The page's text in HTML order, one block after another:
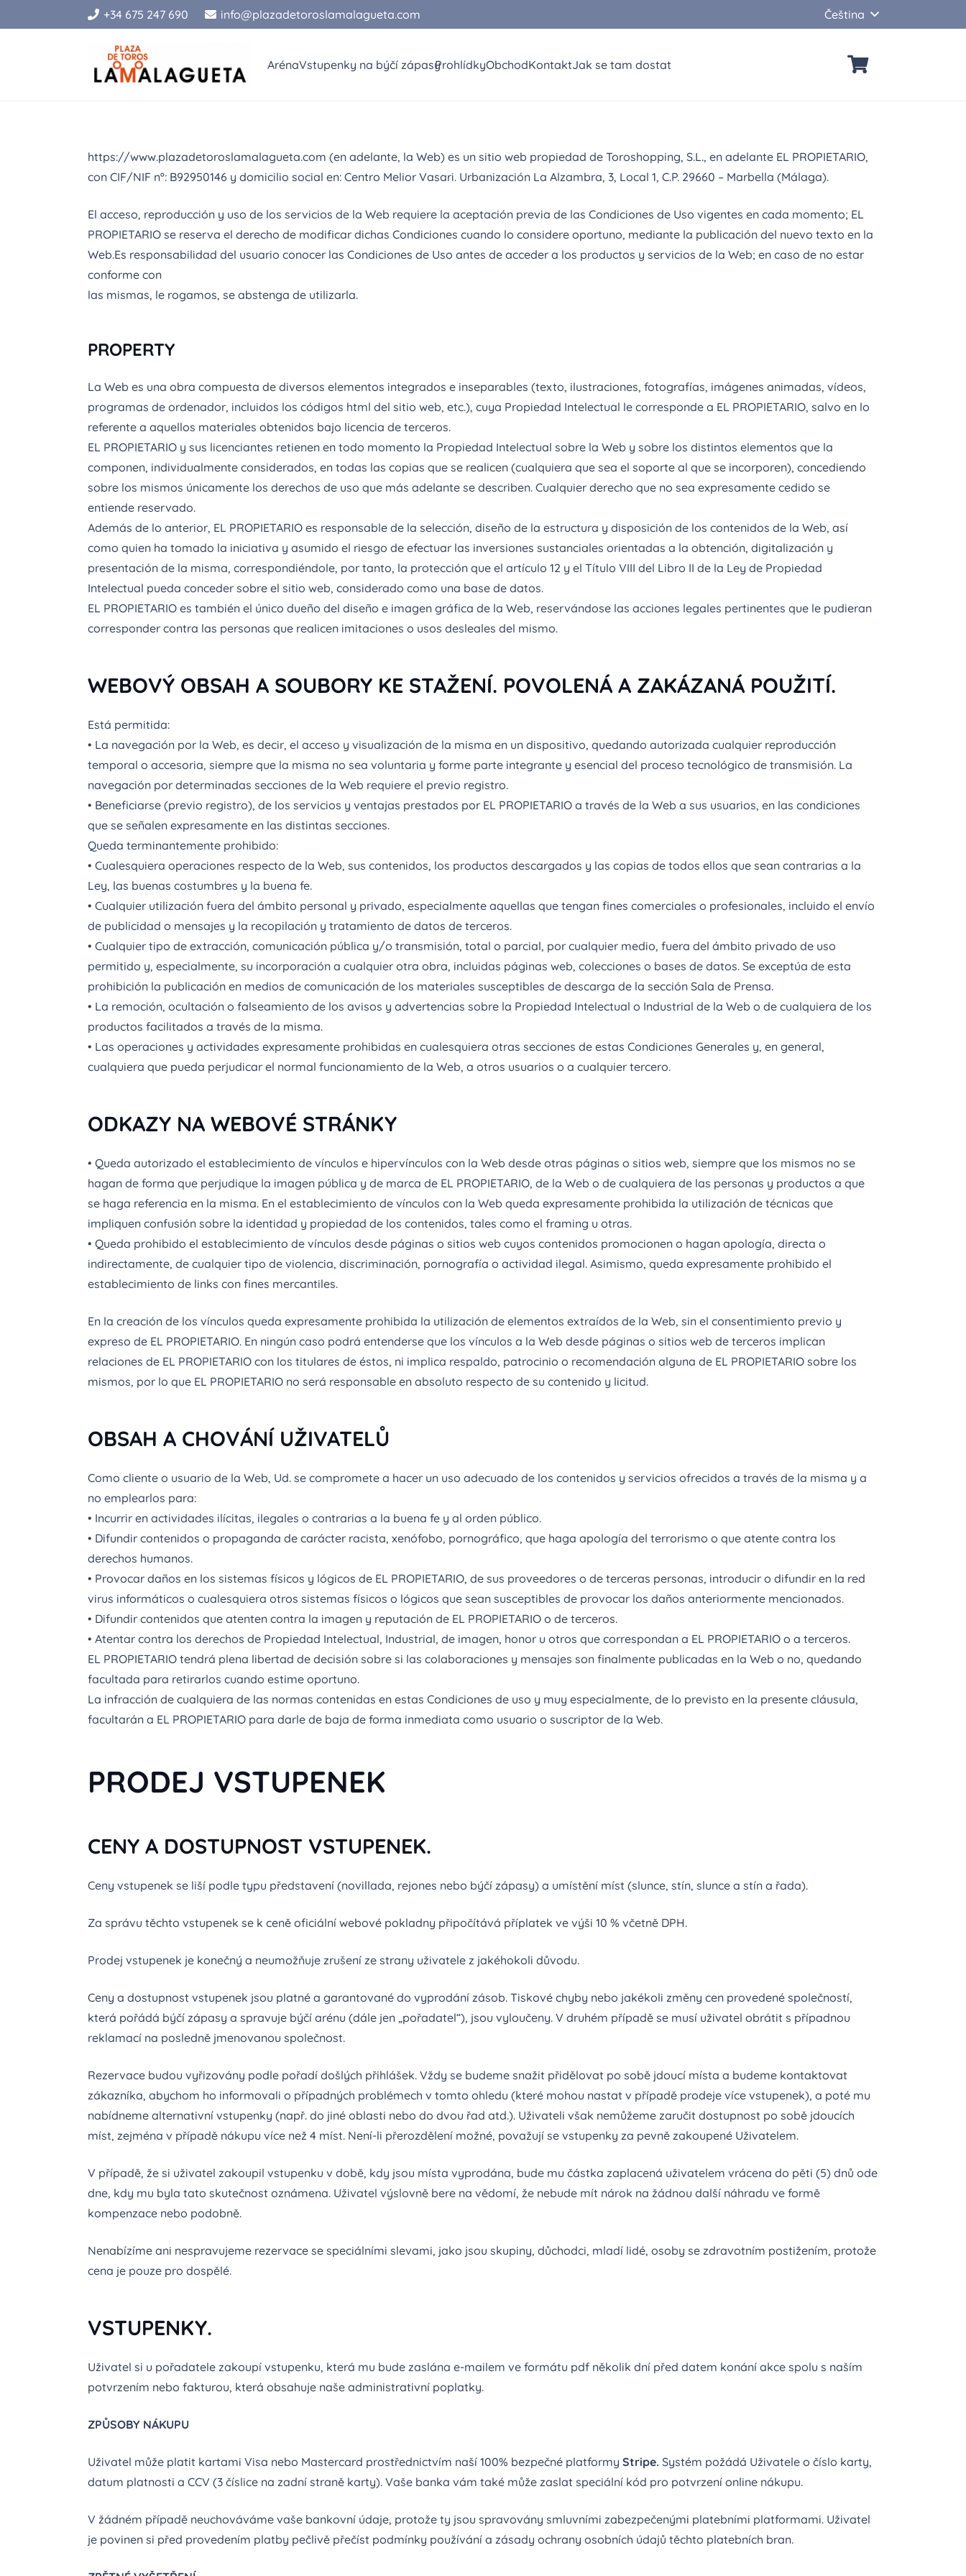
+34 675 247 690 info@plazadetoroslamalagueta.com Čeština
ArénaVstupenky na býčí zápasyProhlídkyObchodKontaktJak se tam dostat
https://www.plazadetoroslamalagueta.com (en adelante, la Web) es un sitio web propiedad de Toroshopping, S.L., en adelante EL PROPIETARIO,
con CIF/NIF nº: B92950146 y domicilio social en: Centro Melior Vasari. Urbanización La Alzambra, 3, Local 1, C.P. 29660 – Marbella (Málaga).
El acceso, reproducción y uso de los servicios de la Web requiere la aceptación previa de las Condiciones de Uso vigentes en cada momento; EL
PROPIETARIO se reserva el derecho de modificar dichas Condiciones cuando lo considere oportuno, mediante la publicación del nuevo texto en la
Web.Es responsabilidad del usuario conocer las Condiciones de Uso antes de acceder a los productos y servicios de la Web; en caso de no estar
conforme con
las mismas, le rogamos, se abstenga de utilizarla.
PROPERTY
La Web es una obra compuesta de diversos elementos integrados e inseparables (texto, ilustraciones, fotografías, imágenes animadas, vídeos,
programas de ordenador, incluidos los códigos html del sitio web, etc.), cuya Propiedad Intelectual le corresponde a EL PROPIETARIO, salvo en lo
referente a aquellos materiales obtenidos bajo licencia de terceros.
EL PROPIETARIO y sus licenciantes retienen en todo momento la Propiedad Intelectual sobre la Web y sobre los distintos elementos que la
componen, individualmente considerados, en todas las copias que se realicen (cualquiera que sea el soporte al que se incorporen), concediendo
sobre los mismos únicamente los derechos de uso que más adelante se describen. Cualquier derecho que no sea expresamente cedido se
entiende reservado.
Además de lo anterior, EL PROPIETARIO es responsable de la selección, diseño de la estructura y disposición de los contenidos de la Web, así
como quien ha tomado la iniciativa y asumido el riesgo de efectuar las inversiones sustanciales orientadas a la obtención, digitalización y
presentación de la misma, correspondiéndole, por tanto, la protección que el artículo 12 y el Título VIII del Libro II de la Ley de Propiedad
Intelectual pueda conceder sobre el sitio web, considerado como una base de datos.
EL PROPIETARIO es también el único dueño del diseño e imagen gráfica de la Web, reservándose las acciones legales pertinentes que le pudieran
corresponder contra las personas que realicen imitaciones o usos desleales del mismo.
WEBOVÝ OBSAH A SOUBORY KE STAŽENÍ. POVOLENÁ A ZAKÁZANÁ POUŽITÍ.
Está permitida:
• La navegación por la Web, es decir, el acceso y visualización de la misma en un dispositivo, quedando autorizada cualquier reproducción
temporal o accesoria, siempre que la misma no sea voluntaria y forme parte integrante y esencial del proceso tecnológico de transmisión. La
navegación por determinadas secciones de la Web requiere el previo registro.
• Beneficiarse (previo registro), de los servicios y ventajas prestados por EL PROPIETARIO a través de la Web a sus usuarios, en las condiciones
que se señalen expresamente en las distintas secciones.
Queda terminantemente prohibido:
• Cualesquiera operaciones respecto de la Web, sus contenidos, los productos descargados y las copias de todos ellos que sean contrarias a la
Ley, las buenas costumbres y la buena fe.
• Cualquier utilización fuera del ámbito personal y privado, especialmente aquellas que tengan fines comerciales o profesionales, incluido el envío
de publicidad o mensajes y la recopilación y tratamiento de datos de terceros.
• Cualquier tipo de extracción, comunicación pública y/o transmisión, total o parcial, por cualquier medio, fuera del ámbito privado de uso
permitido y, especialmente, su incorporación a cualquier otra obra, incluidas páginas web, colecciones o bases de datos. Se exceptúa de esta
prohibición la publicación en medios de comunicación de los materiales susceptibles de descarga de la sección Sala de Prensa.
• La remoción, ocultación o falseamiento de los avisos y advertencias sobre la Propiedad Intelectual o Industrial de la Web o de cualquiera de los
productos facilitados a través de la misma.
• Las operaciones y actividades expresamente prohibidas en cualesquiera otras secciones de estas Condiciones Generales y, en general,
cualquiera que pueda perjudicar el normal funcionamiento de la Web, a otros usuarios o a cualquier tercero.
ODKAZY NA WEBOVÉ STRÁNKY
• Queda autorizado el establecimiento de vínculos e hipervínculos con la Web desde otras páginas o sitios web, siempre que los mismos no se
hagan de forma que perjudique la imagen pública y de marca de EL PROPIETARIO, de la Web o de cualquiera de las personas y productos a que
se haga referencia en la misma. En el establecimiento de vínculos con la Web queda expresamente prohibida la utilización de técnicas que
impliquen confusión sobre la identidad y propiedad de los contenidos, tales como el framing u otras.
• Queda prohibido el establecimiento de vínculos desde páginas o sitios web cuyos contenidos promocionen o hagan apología, directa o
indirectamente, de cualquier tipo de violencia, discriminación, pornografía o actividad ilegal. Asimismo, queda expresamente prohibido el
establecimiento de links con fines mercantiles.
En la creación de los vínculos queda expresamente prohibida la utilización de elementos extraídos de la Web, sin el consentimiento previo y
expreso de EL PROPIETARIO. En ningún caso podrá entenderse que los vínculos a la Web desde páginas o sitios web de terceros implican
relaciones de EL PROPIETARIO con los titulares de éstos, ni implica respaldo, patrocinio o recomendación alguna de EL PROPIETARIO sobre los
mismos, por lo que EL PROPIETARIO no será responsable en absoluto respecto de su contenido y licitud.
OBSAH A CHOVÁNÍ UŽIVATELŮ
Como cliente o usuario de la Web, Ud. se compromete a hacer un uso adecuado de los contenidos y servicios ofrecidos a través de la misma y a
no emplearlos para:
• Incurrir en actividades ilícitas, ilegales o contrarias a la buena fe y al orden público.
• Difundir contenidos o propaganda de carácter racista, xenófobo, pornográfico, que haga apología del terrorismo o que atente contra los
derechos humanos.
• Provocar daños en los sistemas físicos y lógicos de EL PROPIETARIO, de sus proveedores o de terceras personas, introducir o difundir en la red
virus informáticos o cualesquiera otros sistemas físicos o lógicos que sean susceptibles de provocar los daños anteriormente mencionados.
• Difundir contenidos que atenten contra la imagen y reputación de EL PROPIETARIO o de terceros.
• Atentar contra los derechos de Propiedad Intelectual, Industrial, de imagen, honor u otros que correspondan a EL PROPIETARIO o a terceros.
EL PROPIETARIO tendrá plena libertad de decisión sobre si las colaboraciones y mensajes son finalmente publicadas en la Web o no, quedando
facultada para retirarlos cuando estime oportuno.
La infracción de cualquiera de las normas contenidas en estas Condiciones de uso y muy especialmente, de lo previsto en la presente cláusula,
facultarán a EL PROPIETARIO para darle de baja de forma inmediata como usuario o suscriptor de la Web.
PRODEJ VSTUPENEK
CENY A DOSTUPNOST VSTUPENEK.
Ceny vstupenek se liší podle typu představení (novillada, rejones nebo býčí zápasy) a umístění míst (slunce, stín, slunce a stín a řada).
Za správu těchto vstupenek se k ceně oficiální webové pokladny připočítává příplatek ve výši 10 % včetně DPH.
Prodej vstupenek je konečný a neumožňuje zrušení ze strany uživatele z jakéhokoli důvodu.
Ceny a dostupnost vstupenek jsou platné a garantované do vyprodání zásob. Tiskové chyby nebo jakékoli změny cen provedené společností,
která pořádá býčí zápasy a spravuje býčí arénu (dále jen „pořadatel“), jsou vyloučeny. V druhém případě se musí uživatel obrátit s případnou
reklamací na posledně jmenovanou společnost.
Rezervace budou vyřizovány podle pořadí došlých přihlášek. Vždy se budeme snažit přidělovat po sobě jdoucí místa a budeme kontaktovat
zákazníka, abychom ho informovali o případných problémech v tomto ohledu (které mohou nastat v případě prodeje více vstupenek), a poté mu
nabídneme alternativní vstupenky (např. do jiné oblasti nebo do dvou řad atd.). Uživateli však nemůžeme zaručit dostupnost po sobě jdoucích
míst, zejména v případě nákupu více než 4 míst. Není-li přerozdělení možné, považují se vstupenky za pevně zakoupené Uživatelem.
V případě, že si uživatel zakoupil vstupenku v době, kdy jsou místa vyprodána, bude mu částka zaplacená uživatelem vrácena do pěti (5) dnů ode
dne, kdy mu byla tato skutečnost oznámena. Uživatel výslovně bere na vědomí, že nebude mít nárok na žádnou další náhradu ve formě
kompenzace nebo podobně.
Nenabízíme ani nespravujeme rezervace se speciálními slevami, jako jsou skupiny, důchodci, mladí lidé, osoby se zdravotním postižením, protože
cena je pouze pro dospělé.
VSTUPENKY.
Uživatel si u pořadatele zakoupí vstupenku, která mu bude zaslána e-mailem ve formátu pdf několik dní před datem konání akce spolu s naším
potvrzením nebo fakturou, která obsahuje naše administrativní poplatky.
ZPŮSOBY NÁKUPU
Uživatel může platit kartami Visa nebo Mastercard prostřednictvím naší 100% bezpečné platformy Stripe. Systém požádá Uživatele o číslo karty,
datum platnosti a CCV (3 číslice na zadní straně karty). Vaše banka vám také může zaslat speciální kód pro potvrzení online nákupu.
V žádném případě neuchováváme vaše bankovní údaje, protože ty jsou spravovány smluvními zabezpečenými platebními platformami. Uživatel
je povinen si před provedením platby pečlivě přečíst podmínky používání a zásady ochrany osobních údajů těchto platebních bran.